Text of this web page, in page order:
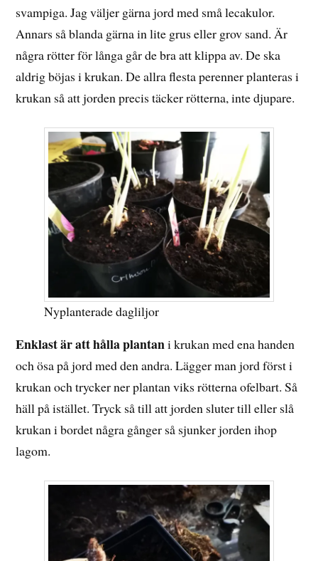
svampiga. Jag väljer gärna jord med små lecakulor.
Annars så blanda gärna in lite grus eller grov sand. Är
några rötter för långa går de bra att klippa av. De ska
aldrig böjas i krukan. De allra flesta perenner planteras i
krukan så att jorden precis täcker rötterna, inte djupare.
Nyplanterade dagliljor
Enklast är att hålla plantani krukan med ena handen
och ösa på jord med den andra. Lägger man jord först i
krukan och trycker ner plantan viks rötterna ofelbart. Så
häll på istället. Tryck så till att jorden sluter till eller slå
krukan i bordet några gånger så sjunker jorden ihop
lagom.